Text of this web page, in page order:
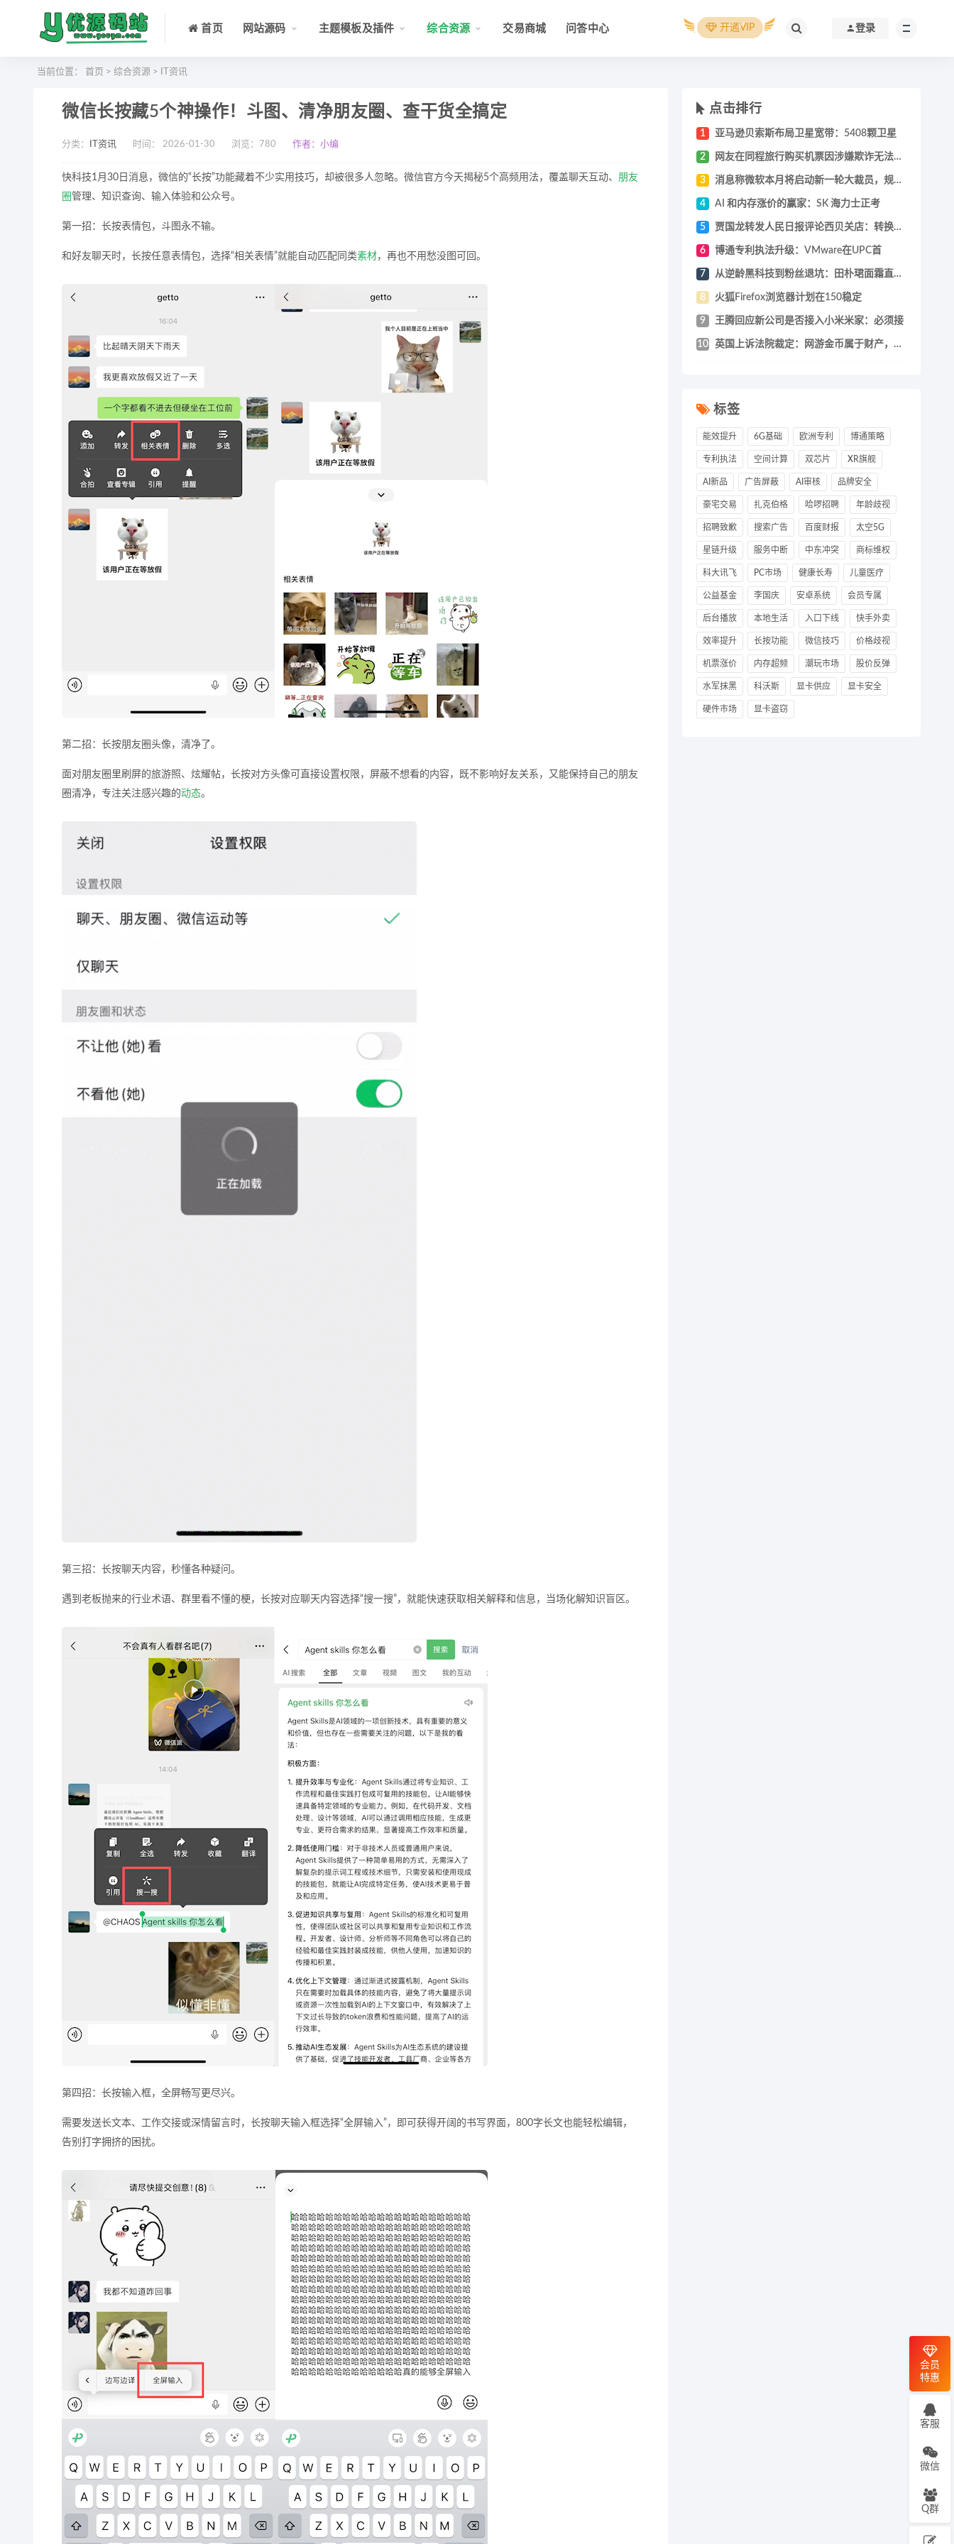
首页 网站源码 主题模板及插件 综合资源 交易商城 问答中心 开通VIP 登录
当前位置： 首页 > 综合资源 > IT资讯
微信长按藏5个神操作！斗图、清净朋友圈、查干货全搞定
分类： IT资讯 时间： 2026-01-30 浏览： 780 作者：小编
快科技1月30日消息，微信的“长按”功能藏着不少实用技巧，却被很多人忽略。微信官方今天揭秘5个高频用法，覆盖聊天互动、 朋友
圈管理、知识查询、输入体验和公众号。
第一招：长按表情包，斗图永不输。
和好友聊天时，长按任意表情包，选择“相关表情”就能自动匹配同类素材，再也不用愁没图可回。
第二招：长按朋友圈头像，清净了。
面对朋友圈里刷屏的旅游照、炫耀帖，长按对方头像可直接设置权限，屏蔽不想看的内容，既不影响好友关系，又能保持自己的朋友
圈清净，专注关注感兴趣的动态。
第三招：长按聊天内容，秒懂各种疑问。
遇到老板抛来的行业术语、群里看不懂的梗，长按对应聊天内容选择“搜一搜”，就能快速获取相关解释和信息，当场化解知识盲区。
第四招：长按输入框，全屏畅写更尽兴。
需要发送长文本、工作交接或深情留言时，长按聊天输入框选择“全屏输入”，即可获得开阔的书写界面，800字长文也能轻松编辑，
告别打字拥挤的困扰。
点击排行
1 亚马逊贝索斯布局卫星宽带：5408颗卫星
2 网友在同程旅行购买机票因涉嫌欺诈无法登机
3 消息称微软本月将启动新一轮大裁员，规模达
4 AI 和内存涨价的赢家：SK 海力士正考
5 贾国龙转发人民日报评论西贝关店：转换思维
6 博通专利执法升级：VMware在UPC首
7 从逆龄黑科技到粉丝退坑：田朴珺面霜直播翻
8 火狐Firefox浏览器计划在150稳定
9 王腾回应新公司是否接入小米米家：必须接
10 英国上诉法院裁定：网游金币属于财产，盗窃
标签
能效提升 6G基础 欧洲专利 博通策略
专利执法 空间计算 双芯片 XR旗舰
AI新品 广告屏蔽 AI审核 品牌安全
豪宅交易 扎克伯格 哈啰招聘 年龄歧视
招聘致歉 搜索广告 百度财报 太空5G
星链升级 服务中断 中东冲突 商标维权
科大讯飞 PC市场 健康长寿 儿童医疗
公益基金 李国庆 安卓系统 会员专属
后台播放 本地生活 入口下线 快手外卖
效率提升 长按功能 微信技巧 价格歧视
机票涨价 内存超频 潮玩市场 股价反弹
水军抹黑 科沃斯 显卡供应 显卡安全
硬件市场 显卡盗窃
会员
特惠
客服
微信
Q群